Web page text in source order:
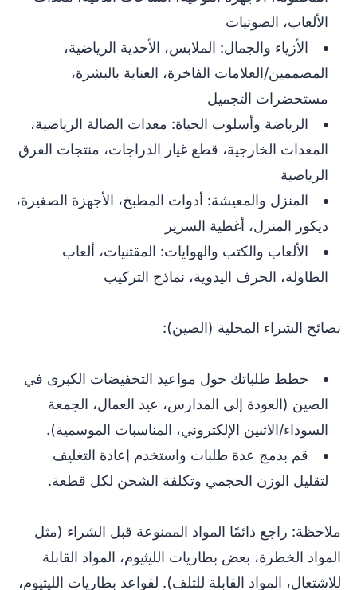
الألعاب، الصوتيات
الأزياء والجمال: الملابس، الأحذية الرياضية،
المصممين/العلامات الفاخرة، العناية بالبشرة،
مستحضرات التجميل
الرياضة وأسلوب الحياة: معدات الصالة الرياضية،
المعدات الخارجية، قطع غيار الدراجات، منتجات الفرق
الرياضية
المنزل والمعيشة: أدوات المطبخ، الأجهزة الصغيرة،
ديكور المنزل، أغطية السرير
الألعاب والكتب والهوايات: المقتنيات، ألعاب
الطاولة، الحرف اليدوية، نماذج التركيب
نصائح الشراء المحلية (الصين):
خطط طلباتك حول مواعيد التخفيضات الكبرى في
الصين (العودة إلى المدارس، عيد العمال، الجمعة
السوداء/الاثنين الإلكتروني، المناسبات الموسمية).
قم بدمج عدة طلبات واستخدم إعادة التغليف
لتقليل الوزن الحجمي وتكلفة الشحن لكل قطعة.
ملاحظة: راجع دائمًا المواد الممنوعة قبل الشراء (مثل
المواد الخطرة، بعض بطاريات الليثيوم، المواد القابلة
للاشتعال، المواد القابلة للتلف). لقواعد بطاريات الليثيوم،